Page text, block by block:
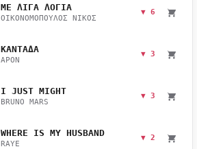
ΜΕ ΛΙΓΑ ΛΟΓΙΑ
ΟΙΚΟΝΟΜΟΠΟΥΛΟΣ ΝΙΚΟΣ
▼ 6
ΚΑΝΤΑΔΑ
APON
▼ 3
I JUST MIGHT
BRUNO MARS
▼ 3
WHERE IS MY HUSBAND
RAYE
▼ 2